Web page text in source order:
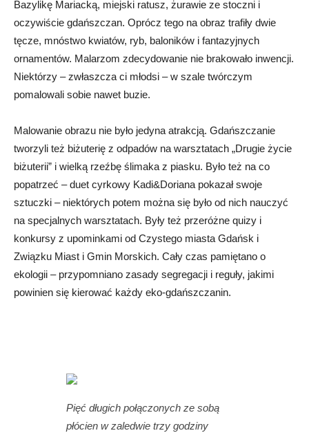
Bazylikę Mariacką, miejski ratusz, żurawie ze stoczni i
oczywiście gdańszczan. Oprócz tego na obraz trafiły dwie
tęcze, mnóstwo kwiatów, ryb, baloników i fantazyjnych
ornamentów. Malarzom zdecydowanie nie brakowało inwencji.
Niektórzy – zwłaszcza ci młodsi – w szale twórczym
pomalowali sobie nawet buzie.
Malowanie obrazu nie było jedyna atrakcją. Gdańszczanie
tworzyli też biżuterię z odpadów na warsztatach „Drugie życie
biżuterii” i wielką rzeźbę ślimaka z piasku. Było też na co
popatrzeć – duet cyrkowy Kadi&Doriana pokazał swoje
sztuczki – niektórych potem można się było od nich nauczyć
na specjalnych warsztatach. Były też przeróżne quizy i
konkursy z upominkami od Czystego miasta Gdańsk i
Związku Miast i Gmin Morskich. Cały czas pamiętano o
ekologii – przypomniano zasady segregacji i reguły, jakimi
powinien się kierować każdy eko-gdańszczanin.
Pięć długich połączonych ze sobą
płócien w zaledwie trzy godziny